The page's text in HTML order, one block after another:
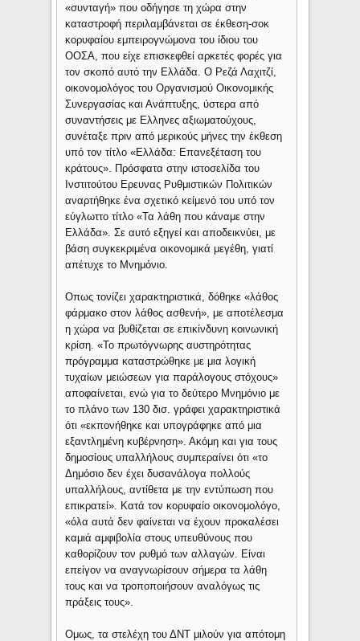
«συνταγή» που οδήγησε τη χώρα στην
καταστροφή περιλαμβάνεται σε έκθεση-σοκ
κορυφαίου εμπειρογνώμονα του ίδιου του
ΟΟΣΑ, που είχε επισκεφθεί αρκετές φορές για
τον σκοπό αυτό την Ελλάδα. Ο Ρεζά Λαχιτζί,
οικονομολόγος του Οργανισμού Οικονομικής
Συνεργασίας και Ανάπτυξης, ύστερα από
συναντήσεις με Ελληνες αξιωματούχους,
συνέταξε πριν από μερικούς μήνες την έκθεση
υπό τον τίτλο «Ελλάδα: Επανεξέταση του
κράτους». Πρόσφατα στην ιστοσελίδα του
Ινστιτούτου Ερευνας Ρυθμιστικών Πολιτικών
αναρτήθηκε ένα σχετικό κείμενό του υπό τον
εύγλωττο τίτλο «Τα λάθη που κάναμε στην
Ελλάδα». Σε αυτό εξηγεί και αποδεικνύει, με
βάση συγκεκριμένα οικονομικά μεγέθη, γιατί
απέτυχε το Μνημόνιο.
Οπως τονίζει χαρακτηριστικά, δόθηκε «λάθος
φάρμακο στον λάθος ασθενή», με αποτέλεσμα
η χώρα να βυθίζεται σε επικίνδυνη κοινωνική
κρίση. «Το πρωτόγνωρης αυστηρότητας
πρόγραμμα καταστρώθηκε με μια λογική
τυχαίων μειώσεων για παράλογους στόχους»
αποφαίνεται, ενώ για το δεύτερο Μνημόνιο με
το πλάνο των 130 δισ. γράφει χαρακτηριστικά
ότι «εκπονήθηκε και υπογράφηκε από μια
εξαντλημένη κυβέρνηση». Ακόμη και για τους
δημοσίους υπαλλήλους συμπεραίνει ότι «το
Δημόσιο δεν έχει δυσανάλογα πολλούς
υπαλλήλους, αντίθετα με την εντύπωση που
επικρατεί». Κατά τον κορυφαίο οικονομολόγο,
«όλα αυτά δεν φαίνεται να έχουν προκαλέσει
καμιά αμφιβολία στους υπευθύνους που
καθορίζουν τον ρυθμό των αλλαγών. Είναι
επείγον να αναγνωρίσουν σήμερα τα λάθη
τους και να τροποποιήσουν αναλόγως τις
πράξεις τους».
Ομως, τα στελέχη του ΔΝΤ μιλούν για απότομη